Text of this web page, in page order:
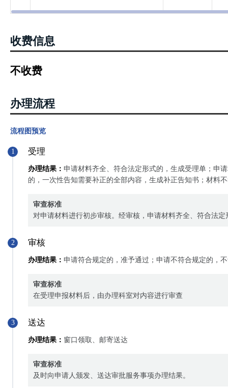
收费信息
不收费
办理流程
流程图预览
1 受理
办理结果： 申请材料齐全、符合法定形式的，生成受理单；申
的，一次性告知需要补正的全部内容，生成补正告知书；材料
审查标准
对申请材料进行初步审核。经审核，申请材料齐全、符合法
2 审核
办理结果： 申请符合规定的，准予通过；申请不符合规定的，
审查标准
在受理申报材料后，由办理科室对内容进行审查
3 送达
办理结果： 窗口领取、邮寄送达
审查标准
及时向申请人颁发、送达审批服务事项办理结果。